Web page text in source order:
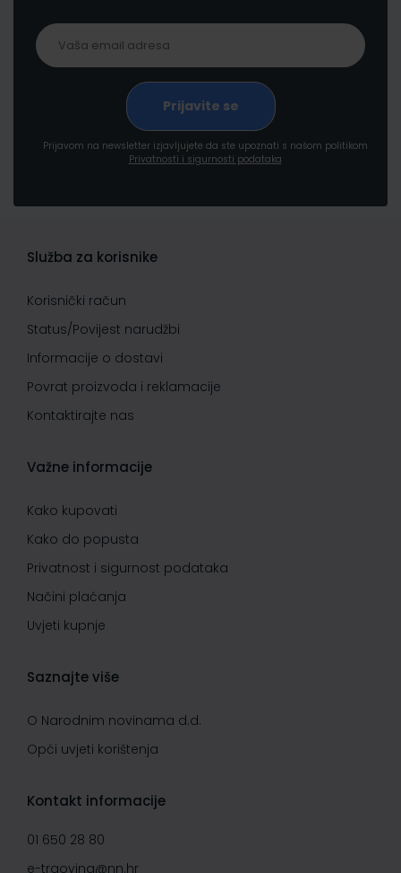
Prijavom na newsletter izjavljujete da ste upoznati s našom politikom
Privatnosti i sigurnosti podataka
Služba za korisnike
Korisnički račun
Status/Povijest narudžbi
Informacije o dostavi
Povrat proizvoda i reklamacije
Kontaktirajte nas
Važne informacije
Kako kupovati
Kako do popusta
Privatnost i sigurnost podataka
Načini plaćanja
Uvjeti kupnje
Saznajte više
O Narodnim novinama d.d.
Opći uvjeti korištenja
Kontakt informacije
01 650 28 80
e-trgovina@nn.hr